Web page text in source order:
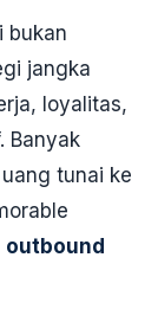
bukan
jangka
loyalitas,
Banyak
tunai ke
outbound